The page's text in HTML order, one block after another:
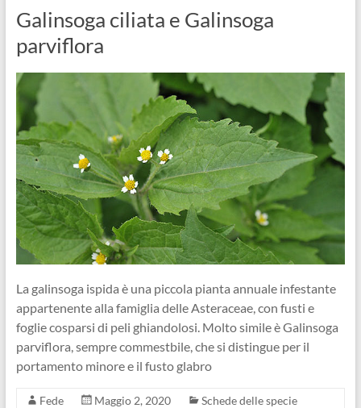
Galinsoga ciliata e Galinsoga
parviflora
La galinsoga ispida è una piccola pianta annuale infestante
appartenente alla famiglia delle Asteraceae, con fusti e
foglie cosparsi di peli ghiandolosi. Molto simile è Galinsoga
parviflora, sempre commestbile, che si distingue per il
portamento minore e il fusto glabro
Fede Maggio 2, 2020
Schede delle specie